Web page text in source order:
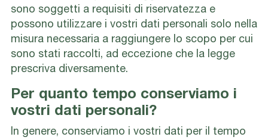
sono soggetti a requisiti di riservatezza e
possono utilizzare i vostri dati personali solo nella
misura necessaria a raggiungere lo scopo per cui
sono stati raccolti, ad eccezione che la legge
prescriva diversamente.
Per quanto tempo conserviamo i
vostri dati personali?
In genere, conserviamo i vostri dati per il tempo